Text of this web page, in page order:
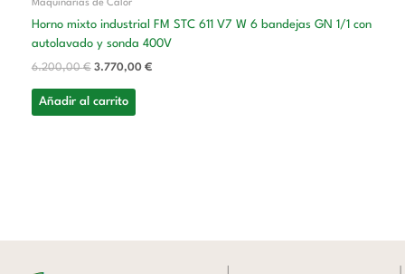
Maquinarias de Calor
Horno mixto industrial FM STC 611 V7 W 6 bandejas GN 1/1 con
autolavado y sonda 400V
6.200,00€ 3.770,00 €
Añadir al carrito